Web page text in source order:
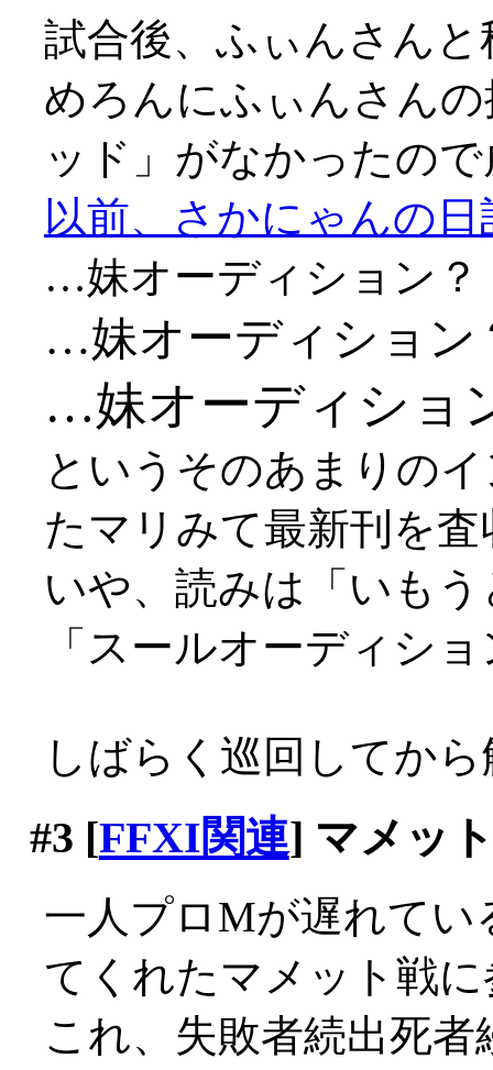
試合後、ふぃんさん
めろんにふぃんさん
ッド」がなかったの
以前、さかにゃんの
…妹オーディション？
…妹オーディション
…妹オーディショ
というそのあまりの
たマリみて最新刊を査
いや、読みは「いも
「スールオーディシ
しばらく巡回してか
#3 [FFXI関連] マメッ
一人プロMが遅れて
てくれたマメット戦に
これ、失敗者続出死